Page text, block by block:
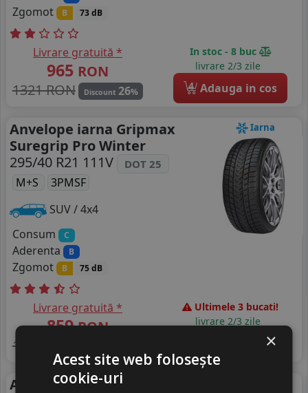
Zgomot B 73 dB
Livrare gratuită *
965 RON
1321 RON
Discount 26%
In stoc - 8 buc
livrare 2/3 zile
4 Adauga in cos
Iarna
Anvelope iarna Gripmax
Suregrip Pro Winter
295/40 R21 111V
DOT 25
M+S
3PMSF
SUV / 4x4
Consum
C
Aderenta B
Zgomot B 75 dB
Livrare gratuită *
859RON
1004 RON
Ultimele 3 bucati!
livrare 2/3 zile
Adauga in cos
Anvelope vara Aplus Aerix
×
Acest site web folosește
cookie-uri